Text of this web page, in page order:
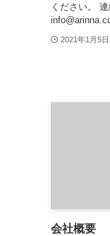
ください。
2021年1月5日
会社概要